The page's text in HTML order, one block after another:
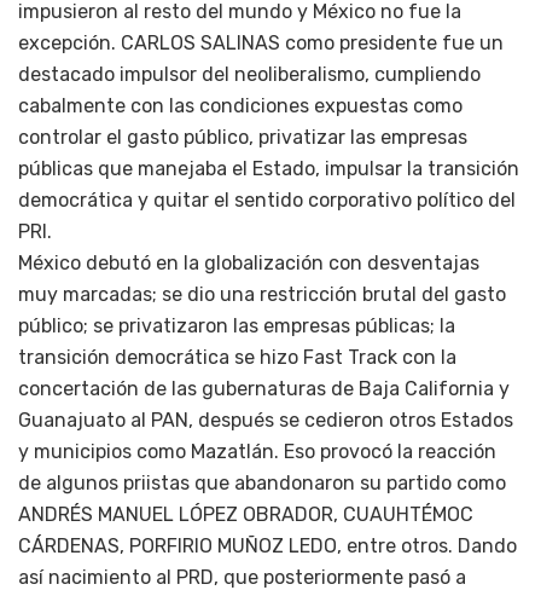
impusieron al resto del mundo y México no fue la
excepción. CARLOS SALINAS como presidente fue un
destacado impulsor del neoliberalismo, cumpliendo
cabalmente con las condiciones expuestas como
controlar el gasto público, privatizar las empresas
públicas que manejaba el Estado, impulsar la transición
democrática y quitar el sentido corporativo político del
PRI.
México debutó en la globalización con desventajas
muy marcadas; se dio una restricción brutal del gasto
público; se privatizaron las empresas públicas; la
transición democrática se hizo Fast Track con la
concertación de las gubernaturas de Baja California y
Guanajuato al PAN, después se cedieron otros Estados
y municipios como Mazatlán. Eso provocó la reacción
de algunos priistas que abandonaron su partido como
ANDRÉS MANUEL LÓPEZ OBRADOR, CUAUHTÉMOC
CÁRDENAS, PORFIRIO MUÑOZ LEDO, entre otros. Dando
así nacimiento al PRD, que posteriormente pasó a